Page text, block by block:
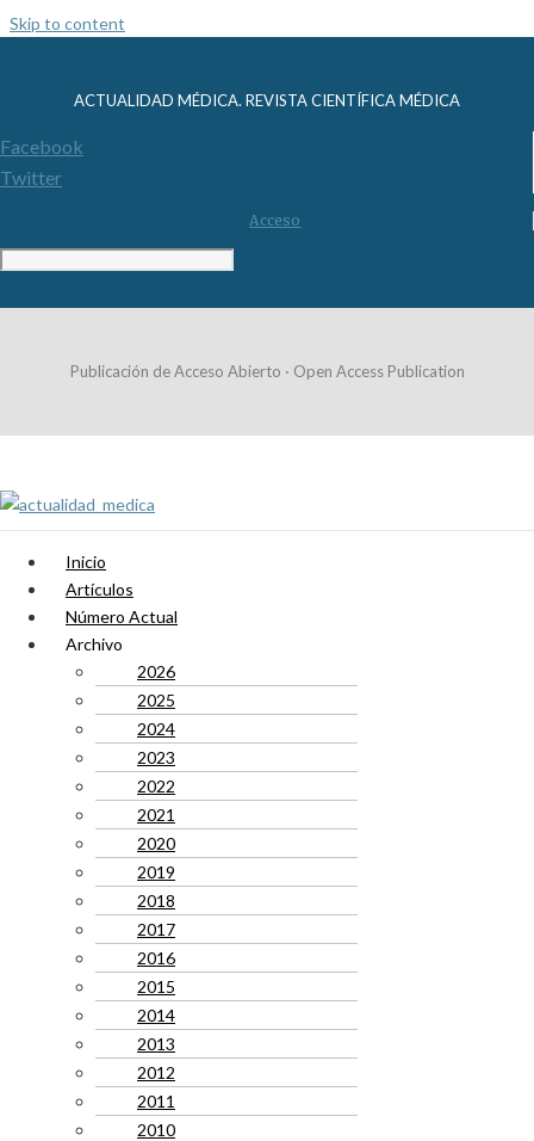
Skip to content
ACTUALIDAD MÉDICA. REVISTA CIENTÍFICA MÉDICA
Facebook
Twitter
Acceso
Publicación de Acceso Abierto · Open Access Publication
Inicio
Artículos
Número Actual
Archivo
2026
2025
2024
2023
2022
2021
2020
2019
2018
2017
2016
2015
2014
2013
2012
2011
2010